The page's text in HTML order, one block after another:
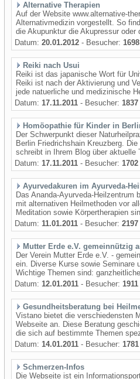
Alternative Therapien
Auf der Website www.alternative-
Alternativmedizin vorgestellt. So
die Akupunktur die Akupressur
Datum: 20.01.2012 - Besucher: 1698
Reiki nach Usui
Reiki ist das japanische Wort für
Reiki ist nach der Aktivierung und
jede natuerliche und medizinische
Datum: 17.11.2011 - Besucher: 1837
Homöopathie für Kinder in
Der Schwerpunkt dieser
Berlin Friedrichshain Kreuzberg.
schreibt in Ihrem Blog über aktuelle
Datum: 17.11.2011 - Besucher: 1702
Ayurvedakuren im Ayurveda-
Das Ananda-Ayurveda-
mit alternativen Heilmethoden vor
Meditation sowie Körpertherapien
Datum: 11.01.2011 - Besucher: 2197
Mutter Erde e.V. gemeinnützig
Der Verein Mutter Erde e.V. -
ein. Diverse Kurse sowie Seminare
Wichtige Themen sind:
Datum: 12.01.2011 - Besucher: 1911
Gesundheitsberatung bei
Vistano bietet die verschiedensten
Webseite an. Diese Beratung
die sich auf bestimmte Themen
Datum: 14.01.2011 - Besucher: 1781
Schmerzen-Infos
Die Webseite ist ein